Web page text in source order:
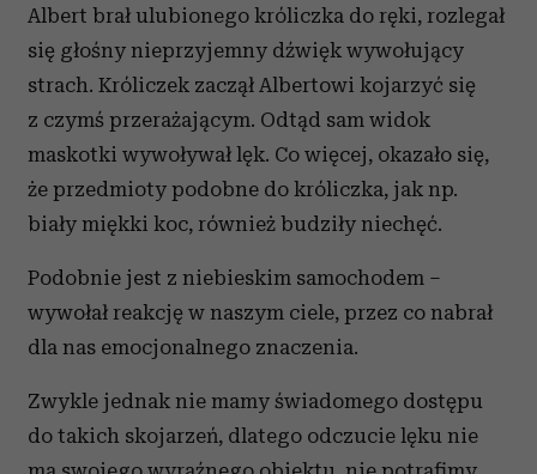
Albert brał ulubionego króliczka do ręki, rozlegał
się głośny nieprzyjemny dźwięk wywołujący
strach. Króliczek zaczął Albertowi kojarzyć się
z czymś przerażającym. Odtąd sam widok
maskotki wywoływał lęk. Co więcej, okazało się,
że przedmioty podobne do króliczka, jak np.
biały miękki koc, również budziły niechęć.
Podobnie jest z niebieskim samochodem –
wywołał reakcję w naszym ciele, przez co nabrał
dla nas emocjonalnego znaczenia.
Zwykle jednak nie mamy świadomego dostępu
do takich skojarzeń, dlatego odczucie lęku nie